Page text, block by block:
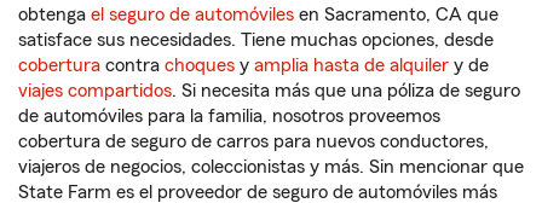
obtenga el seguro de automóviles en Sacramento, CA que
satisface sus necesidades. Tiene muchas opciones, desde
cobertura contra choques y amplia hasta de alquiler y de
viajes compartidos. Si necesita más que una póliza de seguro
de automóviles para la familia, nosotros proveemos
cobertura de seguro de carros para nuevos conductores,
viajeros de negocios, coleccionistas y más. Sin mencionar que
State Farm es el proveedor de seguro de automóviles más